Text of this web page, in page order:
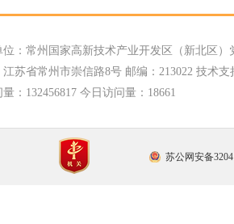
位：常州国家高新技术产业开发区（新北区）
苏省常州市崇信路8号 邮编：213022 技术支
： 132456817 今日访问量： 18661
苏公网安备